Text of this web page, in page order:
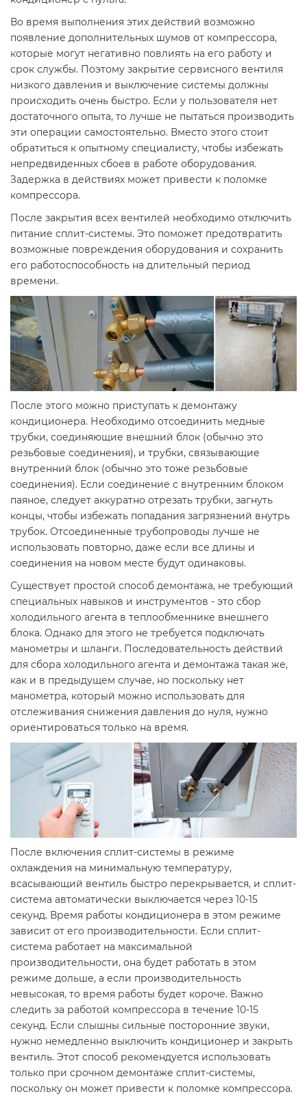
Во время выполнения этих действий возможно
появление дополнительных шумов от компрессора,
которые могут негативно повлиять на его работу и
срок службы. Поэтому закрытие сервисного вентиля
низкого давления и выключение системы должны
происходить очень быстро. Если у пользователя нет
достаточного опыта, то лучше не пытаться производить
эти операции самостоятельно. Вместо этого стоит
обратиться к опытному специалисту, чтобы избежать
непредвиденных сбоев в работе оборудования.
Задержка в действиях может привести к поломке
компрессора.
После закрытия всех вентилей необходимо отключить
питание сплит-системы. Это поможет предотвратить
возможные повреждения оборудования и сохранить
его работоспособность на длительный период
времени.
После этого можно приступать к демонтажу
кондиционера. Необходимо отсоединить медные
трубки, соединяющие внешний блок (обычно это
резьбовые соединения), и трубки, связывающие
внутренний блок (обычно это тоже резьбовые
соединения). Если соединение с внутренним блоком
паяное, следует аккуратно отрезать трубки, загнуть
концы, чтобы избежать попадания загрязнений внутрь
трубок. Отсоединенные трубопроводы лучше не
использовать повторно, даже если все длины и
соединения на новом месте будут одинаковы.
Существует простой способ демонтажа, не требующий
специальных навыков и инструментов - это сбор
холодильного агента в теплообменнике внешнего
блока. Однако для этого не требуется подключать
манометры и шланги. Последовательность действий
для сбора холодильного агента и демонтажа такая же,
как и в предыдущем случае, но поскольку нет
манометра, который можно использовать для
отслеживания снижения давления до нуля, нужно
ориентироваться только на время.
После включения сплит-системы в режиме
охлаждения на минимальную температуру,
всасывающий вентиль быстро перекрывается, и сплит-
система автоматически выключается через 10-15
секунд. Время работы кондиционера в этом режиме
зависит от его производительности. Если сплит-
система работает на максимальной
производительности, она будет работать в этом
режиме дольше, а если производительность
невысокая, то время работы будет короче. Важно
следить за работой компрессора в течение 10-15
секунд. Если слышны сильные посторонние звуки,
нужно немедленно выключить кондиционер и закрыть
вентиль. Этот способ рекомендуется использовать
только при срочном демонтаже сплит-системы,
поскольку он может привести к поломке компрессора.